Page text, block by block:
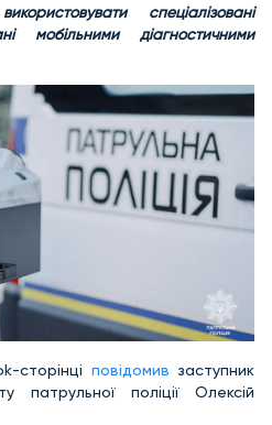
спеціалізовані
мобільними діагностичними
сторінці повідомив заступник
патрульної поліції Олексій